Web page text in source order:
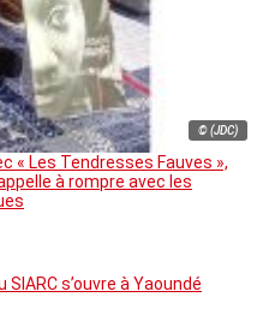
© (JDC)
« Les Tendresses Fauves »,
à rompre avec les
SIARC s’ouvre à Yaoundé